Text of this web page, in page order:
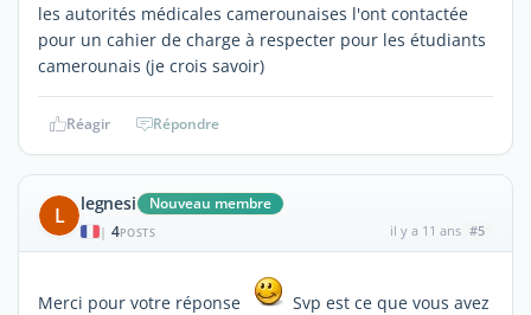
les autorités médicales camerounaises l'ont contactée
pour un cahier de charge à respecter pour les étudiants
camerounais (je crois savoir)
Réagir Répondre
L legnesi Nouveau membre
| 4POSTS il y a 11 ans #5
Merci pour votre réponse
Svp est ce que vous avez